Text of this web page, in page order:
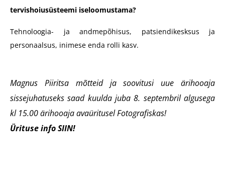
tervishoiusüsteemi iseloomustama?
Tehnoloogia- ja andmepõhisus, patsiendikesksus ja
personaalsus, inimese enda rolli kasv.
Magnus Piiritsa mõtteid ja soovitusi uue ärihooaja
sissejuhatuseks saad kuulda juba 8. septembril algusega
kl 15.00 ärihooaja avaüritusel Fotografiskas!
Ürituse infoSIIN!